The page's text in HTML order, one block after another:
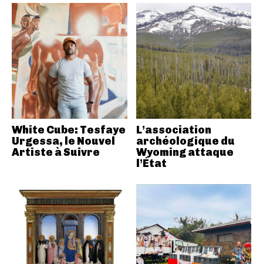
White Cube: Tesfaye
Urgessa, le Nouvel
Artiste à Suivre
L’association
archéologique du
Wyoming attaque
l’État